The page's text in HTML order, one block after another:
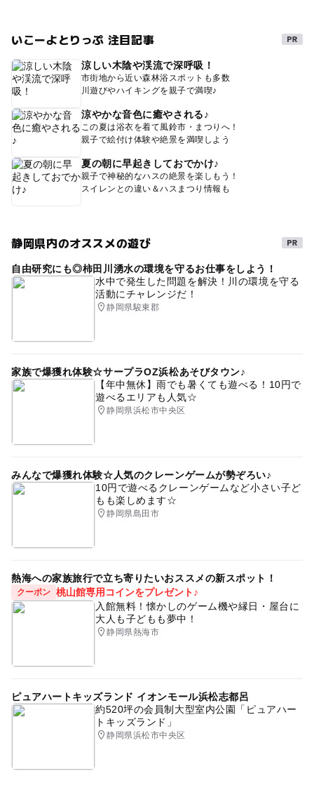
いこーよとりっぷ 注目記事
涼しい木陰や渓流で深呼吸！
市街地から近い森林浴スポットも多数
川遊びやハイキングを親子で満喫♪
涼やかな音色に癒やされる♪
この夏は浴衣を着て風鈴市・まつりへ！
親子で絵付け体験や絶景を満喫しよう
夏の朝に早起きしておでかけ♪
親子で神秘的なハスの絶景を楽しもう！
スイレンとの違い＆ハスまつり情報も
静岡県内のオススメの遊び
自由研究にも◎柿田川湧水の環境を守るお仕事をしよう！
水中で発生した問題を解決！川の環境を守る
活動にチャレンジだ！
静岡県駿東郡
家族で爆獲れ体験☆サープラOZ浜松あそびタウン♪
【年中無休】雨でも暑くても遊べる！10円で
遊べるエリアも人気☆
静岡県浜松市中央区
みんなで爆獲れ体験☆人気のクレーンゲームが勢ぞろい♪
10円で遊べるクレーンゲームなど小さい子ど
もも楽しめます☆
静岡県島田市
熱海への家族旅行で立ち寄りたいおススメの新スポット！
クーポン 桃山館専用コインをプレゼント♪
入館無料！懐かしのゲーム機や縁日・屋台に
大人も子どもも夢中！
静岡県熱海市
ピュアハートキッズランド イオンモール浜松志都呂
約520坪の会員制大型室内公園「ピュアハー
トキッズランド」
静岡県浜松市中央区